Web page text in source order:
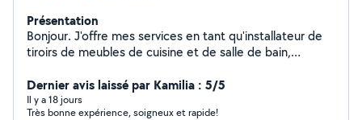
Présentation
Bonjour. J'offre mes services en tant qu'installateur de
tiroirs de meubles de cuisine et de salle de bain,
construction et la décoration de la maison.
Dernier avis laissé par Kamilia : 5/5
Il y a 18 jours
Très bonne expérience, soigneux et rapide!